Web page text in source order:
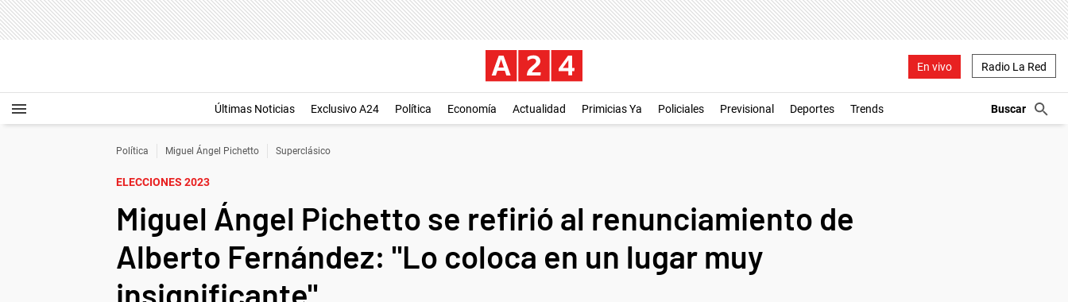
En vivo Radio La Red
Últimas Noticias Exclusivo A24 Política Economía Actualidad Primicias Ya Policiales Previsional Deportes Trends
Política Miguel Ángel Pichetto Superclásico
ELECCIONES 2023
Miguel Ángel Pichetto se refirió al renunciamiento de
Alberto Fernández: "Lo coloca en un lugar muy
insignificante"